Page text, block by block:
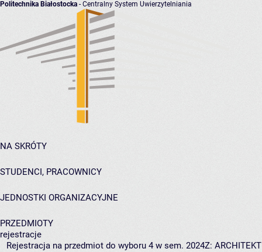
Politechnika Białostocka - Centralny System Uwierzytelniania
NA SKRÓTY
STUDENCI, PRACOWNICY
JEDNOSTKI ORGANIZACYJNE
PRZEDMIOTY
rejestracje
Rejestracja na przedmiot do wyboru 4 w sem. 2024Z: